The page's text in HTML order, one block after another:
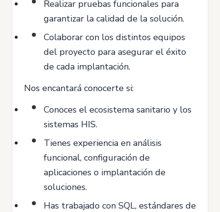
Realizar pruebas funcionales para
garantizar la calidad de la solución.
Colaborar con los distintos equipos
del proyecto para asegurar el éxito
de cada implantación.
Nos encantará conocerte si:
Conoces el ecosistema sanitario y los
sistemas HIS.
Tienes experiencia en análisis
funcional, configuración de
aplicaciones o implantación de
soluciones.
Has trabajado con SQL, estándares de